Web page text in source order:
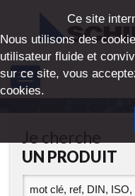
Toggle
navigation
UN PRODUIT
Ce site
Nous utilisons des
utilisateur fluide et
sur ce site, vous
cookies.